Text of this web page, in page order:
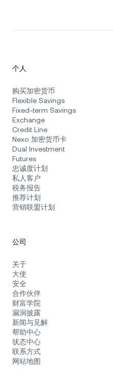
个人
购买加密货币
Flexible Savings
Fixed-term Savings
Exchange
Credit Line
Nexo 加密货币卡
Dual Investment
Futures
忠诚度计划
私人客户
税务报告
推荐计划
营销联盟计划
公司
关于
大使
安全
合作伙伴
财富学院
漏洞披露
新闻与见解
帮助中心
状态中心
联系方式
网站地图